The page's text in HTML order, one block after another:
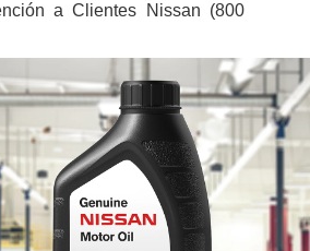
a Clientes Nissan (800